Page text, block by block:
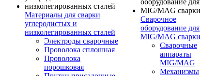
Материалы для сварки
углеродистых и
низколегированных сталей
Электроды сварочные
Проволока сплошная
Проволока
порошковая
Сварочное
оборудование для
MIG/MAG сварки
Сварочные
аппараты
MIG/MAG
Механизмы